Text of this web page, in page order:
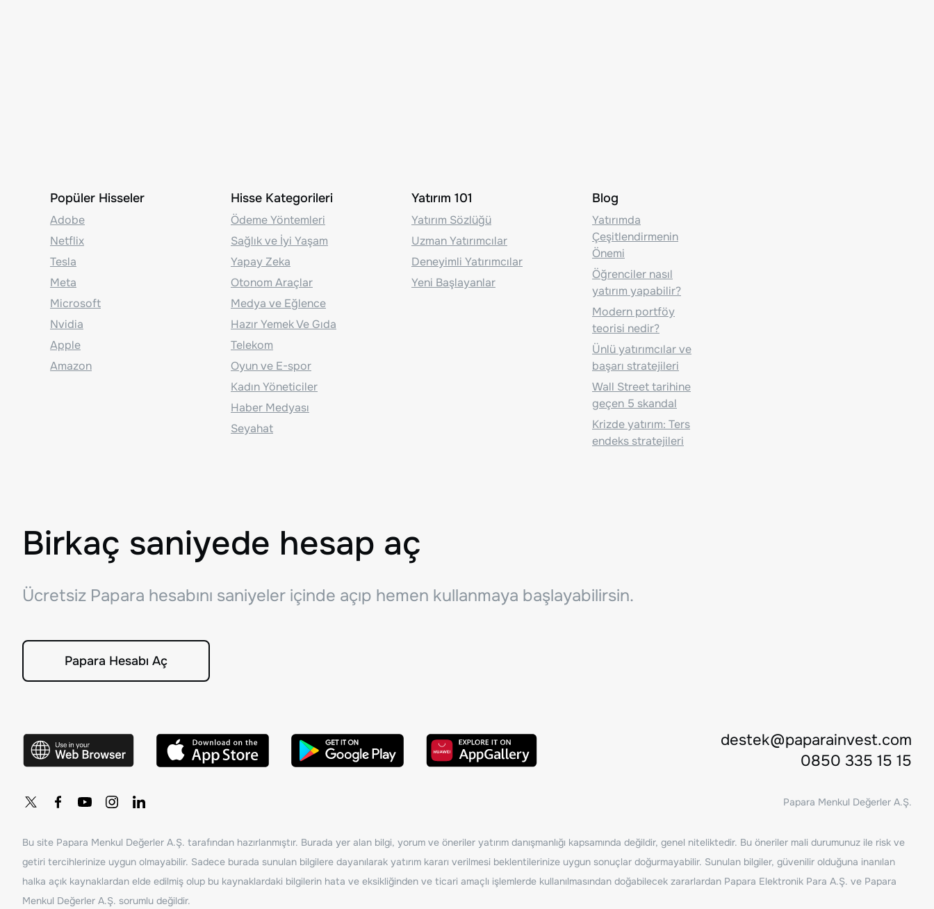
Popüler Hisseler
Adobe
Netflix
Tesla
Meta
Microsoft
Nvidia
Apple
Amazon
Hisse Kategorileri
Ödeme Yöntemleri
Sağlık ve İyi Yaşam
Yapay Zeka
Otonom Araçlar
Medya ve Eğlence
Hazır Yemek Ve Gıda
Telekom
Oyun ve E-spor
Kadın Yöneticiler
Haber Medyası
Seyahat
Yatırım 101
Yatırım Sözlüğü
Uzman Yatırımcılar
Deneyimli Yatırımcılar
Yeni Başlayanlar
Blog
Yatırımda
Çeşitlendirmenin
Önemi
Öğrenciler nasıl
yatırım yapabilir?
Modern portföy
teorisi nedir?
Ünlü yatırımcılar ve
başarı stratejileri
Wall Street tarihine
geçen 5 skandal
Krizde yatırım: Ters
endeks stratejileri
Birkaç saniyede hesap aç
Ücretsiz Papara hesabını saniyeler içinde açıp hemen kullanmaya başlayabilirsin.
Papara Hesabı Aç
destek@paparainvest.com
0850 335 15 15
Papara Menkul Değerler A.Ş.
Bu site Papara Menkul Değerler A.Ş. tarafından hazırlanmıştır. Burada yer alan bilgi, yorum ve öneriler yatırım danışmanlığı kapsamında değildir, genel niteliktedir. Bu öneriler mali durumunuz ile risk ve
getiri tercihlerinize uygun olmayabilir. Sadece burada sunulan bilgilere dayanılarak yatırım kararı verilmesi beklentilerinize uygun sonuçlar doğurmayabilir. Sunulan bilgiler, güvenilir olduğuna inanılan
halka açık kaynaklardan elde edilmiş olup bu kaynaklardaki bilgilerin hata ve eksikliğinden ve ticari amaçlı işlemlerde kullanılmasından doğabilecek zararlardan Papara Elektronik Para A.Ş. ve Papara
Menkul Değerler A.Ş. sorumlu değildir.